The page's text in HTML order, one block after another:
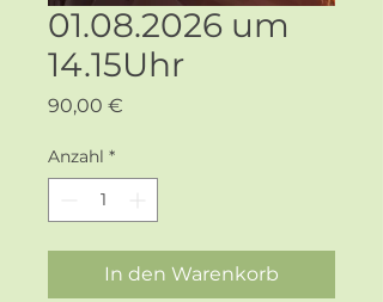
01.08.2026 um
14.15Uhr
90,00 €
Anzahl *
In den Warenkorb